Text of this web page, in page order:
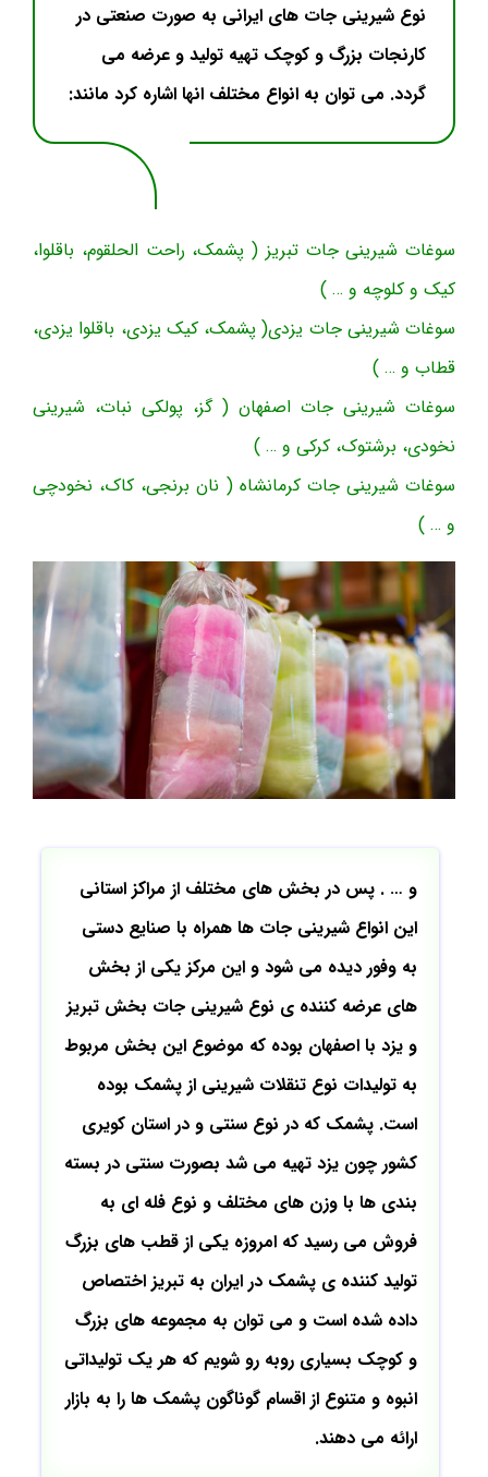
نوع شیرینی جات های ایرانی به صورت صنعتی در
کارنجات بزرگ و کوچک تهیه تولید و عرضه می
گردد. می توان به انواع مختلف انها اشاره کرد مانند:
سوغات شیرینی جات تبریز ( پشمک، راحت الحلقوم، باقلوا،
کیک و کلوچه و … )
سوغات شیرینی جات یزدی( پشمک، کیک یزدی، باقلوا یزدی،
قطاب و … )
سوغات شیرینی جات اصفهان ( گز، پولکی نبات، شیرینی
نخودی، برشتوک، کرکی و … )
سوغات شیرینی جات کرمانشاه ( نان برنجی، کاک، نخودچی
و … )
و … . پس در بخش های مختلف از مراکز استانی
این انواع شیرینی جات ها همراه با صنایع دستی
به وفور دیده می شود و این مرکز یکی از بخش
های عرضه کننده ی نوع شیرینی جات بخش تبریز
و یزد با اصفهان بوده که موضوع این بخش مربوط
به تولیدات نوع تنقلات شیرینی از پشمک بوده
است. پشمک که در نوع سنتی و در استان کویری
کشور چون یزد تهیه می شد بصورت سنتی در بسته
بندی ها با وزن های مختلف و نوع فله ای به
فروش می رسید که امروزه یکی از قطب های بزرگ
تولید کننده ی پشمک در ایران به تبریز اختصاص
داده شده است و می توان به مجموعه های بزرگ
و کوچک بسیاری روبه رو شویم که هر یک تولیداتی
انبوه و متنوع از اقسام گوناگون پشمک ها را به بازار
ارائه می دهند.